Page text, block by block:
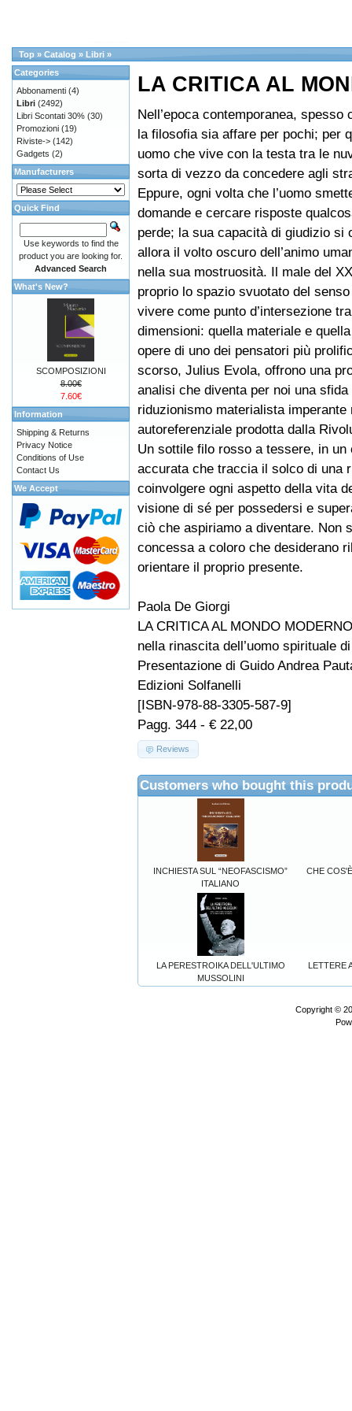
Top » Catalog » Libri »
LA CRITICA AL
Nell’epoca contemporanea, spesso
la filosofia sia affare per pochi; per
uomo che vive con la testa tra le
sorta di vezzo da concedere agli
Eppure, ogni volta che l’uomo
domande e cercare risposte
perde; la sua capacità di giudizio si
allora il volto oscuro dell’animo
nella sua mostruosità. Il male del
proprio lo spazio svuotato del
vivere come punto d’intersezione
dimensioni: quella materiale e
opere di uno dei pensatori più
scorso, Julius Evola, offrono una
analisi che diventa per noi una
riduzionismo materialista
autoreferenziale prodotta dalla
Un sottile filo rosso a tessere, in un
accurata che traccia il solco di una
coinvolgere ogni aspetto della vita
visione di sé per possedersi e
ciò che aspiriamo a diventare. Non
concessa a coloro che desiderano
orientare il proprio presente.
Paola De Giorgi
LA CRITICA AL MONDO MODERNO
nella rinascita dell’uomo spirituale
Presentazione di Guido Andrea
Edizioni Solfanelli
[ISBN-978-88-3305-587-9]
Pagg. 344 - € 22,00
Reviews
Customers who bought this
INCHIESTA SUL “NEOFASCISMO”
ITALIANO
CHE
LA PERESTROIKA DELL'ULTIMO
MUSSOLINI
LETTERE
Categories
Abbonamenti (4)
Libri (2492)
Libri Scontati 30% (30)
Promozioni (19)
Riviste-> (142)
Gadgets (2)
Manufacturers
Quick Find
Use keywords to find the
product you are looking for.
Advanced Search
What's New?
SCOMPOSIZIONI
8.00€
7.60€
Information
Shipping & Returns
Privacy Notice
Conditions of Use
Contact Us
We Accept
Copyright ©